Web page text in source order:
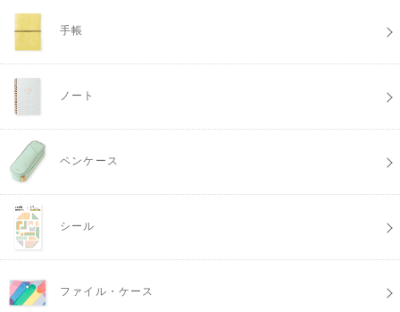
手帳
ノート
ペンケース
シール
ファイル・ケース